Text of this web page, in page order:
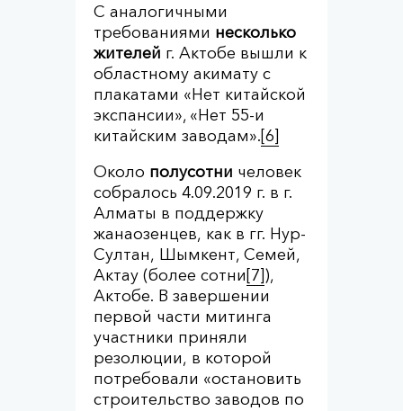
С аналогичными
требованиями несколько
жителей г. Актобе вышли к
областному акимату с
плакатами «Нет китайской
экспансии», «Нет 55-и
китайским заводам».[6]
Около полусотни человек
собралось 4.09.2019 г. в г.
Алматы в поддержку
жанаозенцев, как в гг. Нур-
Султан, Шымкент, Семей,
Актау (более сотни[7]),
Актобе. В завершении
первой части митинга
участники приняли
резолюции, в которой
потребовали «остановить
строительство заводов по